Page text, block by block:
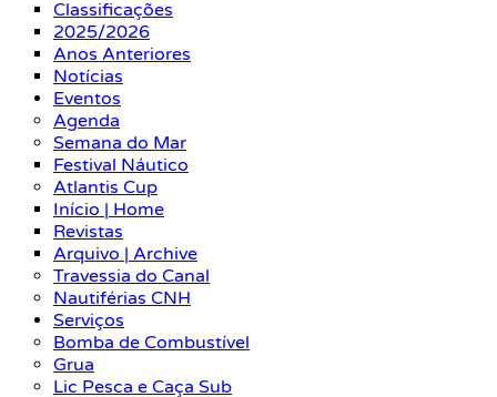
Classificações
2025/2026
Anos Anteriores
Notícias
Eventos
Agenda
Semana do Mar
Festival Náutico
Atlantis Cup
Início | Home
Revistas
Arquivo | Archive
Travessia do Canal
Nautiférias CNH
Serviços
Bomba de Combustível
Grua
Lic Pesca e Caça Sub